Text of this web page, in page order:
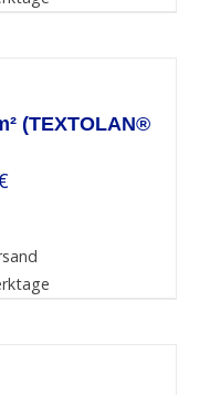
(TEXTOLAN®